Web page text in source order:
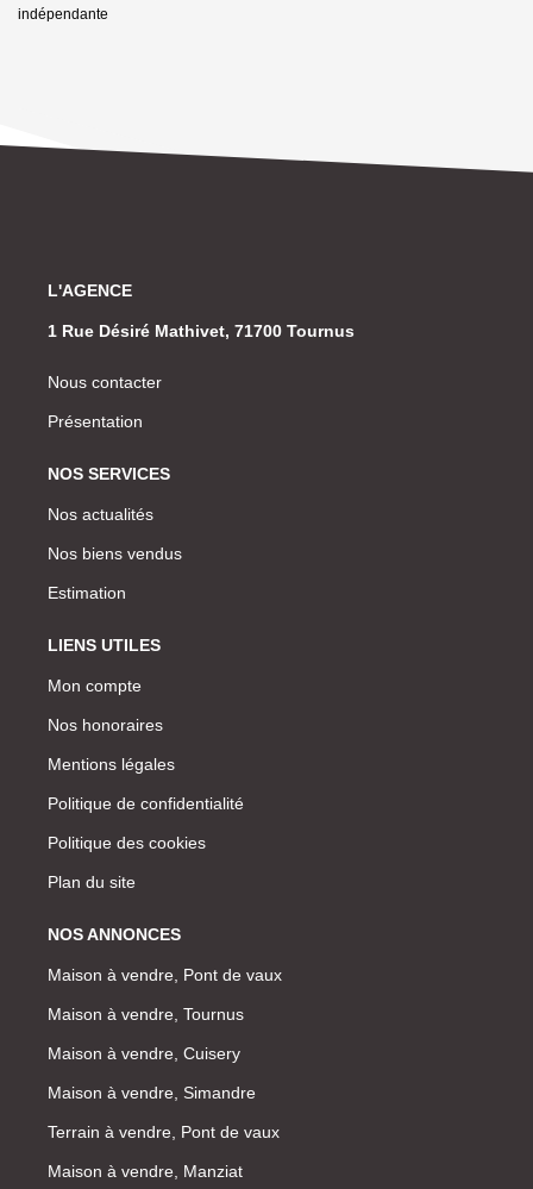
indépendante
L'AGENCE
1 Rue Désiré Mathivet, 71700 Tournus
Nous contacter
Présentation
NOS SERVICES
Nos actualités
Nos biens vendus
Estimation
LIENS UTILES
Mon compte
Nos honoraires
Mentions légales
Politique de confidentialité
Politique des cookies
Plan du site
NOS ANNONCES
Maison à vendre, Pont de vaux
Maison à vendre, Tournus
Maison à vendre, Cuisery
Maison à vendre, Simandre
Terrain à vendre, Pont de vaux
Maison à vendre, Manziat